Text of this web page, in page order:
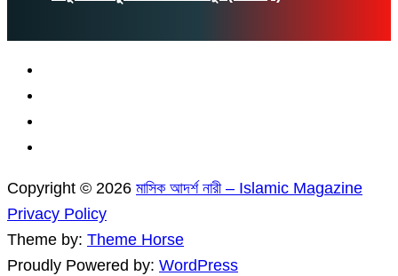
Copyright © 2026 মাসিক আদর্শ নারী – Islamic Magazine
Privacy Policy
Theme by: Theme Horse
Proudly Powered by: WordPress